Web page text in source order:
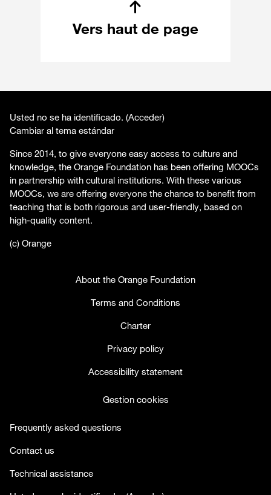
Vers haut de page
Usted no se ha identificado. (Acceder)
Cambiar al tema estándar
Since 2014, to give everyone easy access to culture and
knowledge, the Orange Foundation has been offering MOOCs
in partnership with cultural institutions. With these various
MOOCs, we are offering everyone the chance to benefit from
teaching that is both rigorous and user-friendly, based on
high-quality content.
(c) Orange
About the Orange Foundation
Terms and Conditions
Charter
Privacy policy
Accessibility statement
Gestion cookies
Frequently asked questions
Contact us
Technical assistance